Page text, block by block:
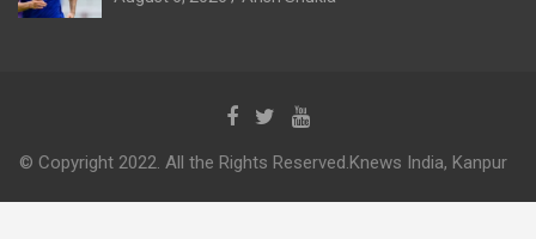
© Copyright 2022. All the Rights Reserved.Knews India, Kanpur